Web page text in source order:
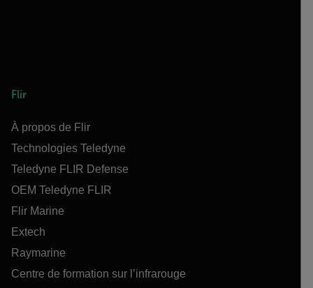
Flir
À propos de Flir
Technologies Teledyne
Teledyne FLIR Defense
OEM Teledyne FLIR
Flir Marine
Extech
Raymarine
Centre de formation sur l’infrarouge